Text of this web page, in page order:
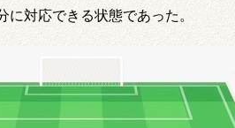
に対応できる状態であった。